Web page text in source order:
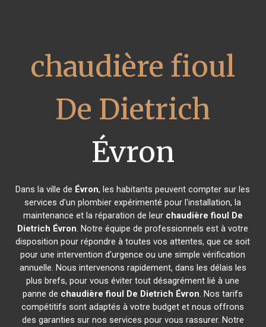
chaudière fioul
De Dietrich
Évron
Dans la ville de Évron, les habitants peuvent compter sur les
services d'un plombier expérimenté pour l'installation, la
maintenance et la réparation de leur chaudière fioul De
Dietrich Évron. Notre équipe de professionnels est à votre
disposition pour répondre à toutes vos attentes, que ce soit
pour une intervention d'urgence ou une simple vérification
annuelle. Nous intervenons rapidement, dans les délais les
plus brefs, pour vous éviter tout désagrément lié à une
panne de chaudière fioul De Dietrich Évron. Nos tarifs
compétitifs sont adaptés à votre budget et nous offrons
des garanties sur nos services pour vous rassurer. Notre